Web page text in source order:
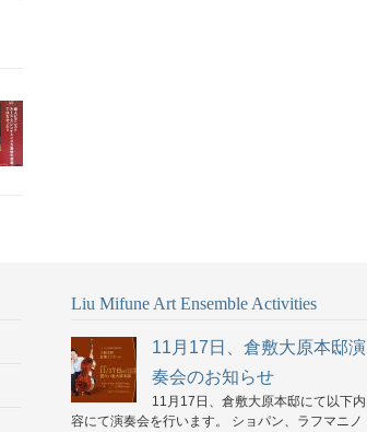
Liu Mifune Art Ensemble Activities
11月17日、倉敷大原本邸演
奏会のお知らせ
11月17日、倉敷大原本邸にて以下内
容にて演奏会を行います。 ショパン、ラフマニノ